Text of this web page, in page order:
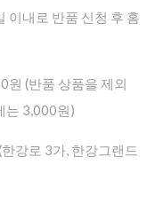
이내로 반품 신청 후 홈
원 (반품 상품을 제외
는 3,000원)
강로 3가, 한강그랜드